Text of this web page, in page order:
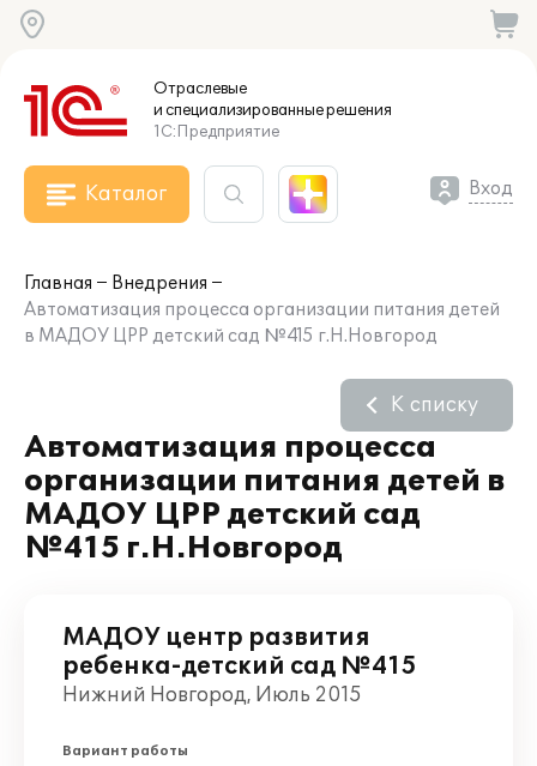
Отраслевые
и специализированныерешения
1С:Предприятие
Каталог Вход
Главная
Внедрения
Автоматизация процесса организации питания детей
в МАДОУ ЦРР детский сад №415 г.Н.Новгород
Автоматизация процесса
организации питания детей в
МАДОУ ЦРР детский сад
№415 г.Н.Новгород
К списку
МАДОУ центр развития
ребенка-детский сад №415
Нижний Новгород, Июль 2015
Вариант работы